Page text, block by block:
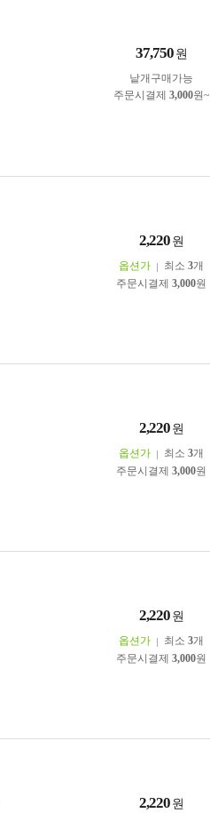
37,750 원
낱개구매가능
주문시결제 3,000원~
2,220 원
옵션가 최소 3개
주문시결제 3,000원
2,220 원
옵션가 최소 3개
주문시결제 3,000원
2,220 원
옵션가 최소 3개
주문시결제 3,000원
2,220 원